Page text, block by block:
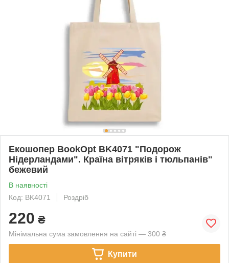
Екошопер BookOpt BK4071 "Подорож
Нідерландами". Країна вітряків і тюльпанів"
бежевий
В наявності
Код: BK4071
Роздріб
220 ₴
Мінімальна сума замовлення на сайті — 300 ₴
Купити